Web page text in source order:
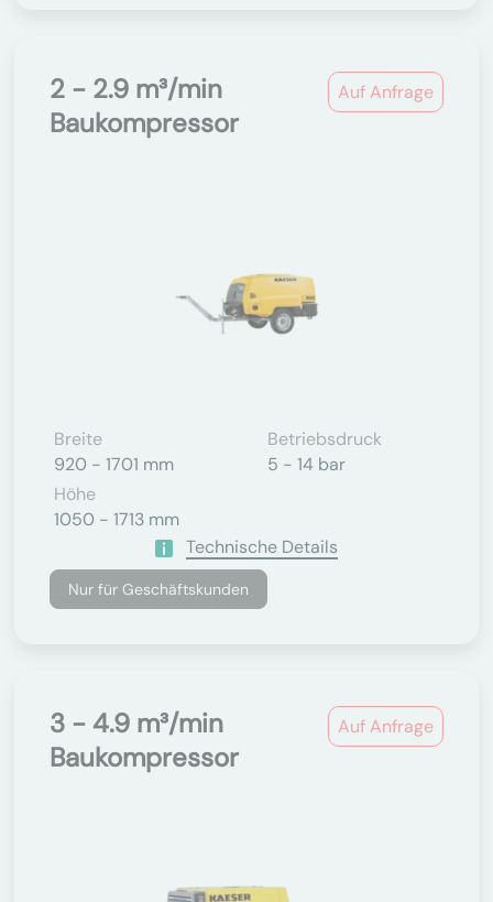
Auf Anfrage
2 - 2.9 m³/min
Baukompressor
Breite
920 - 1701 mm
Betriebsdruck
5 - 14 bar
Höhe
1050 - 1713 mm
Technische Details
Nur für Geschäftskunden
Auf Anfrage
3 - 4.9 m³/min
Baukompressor